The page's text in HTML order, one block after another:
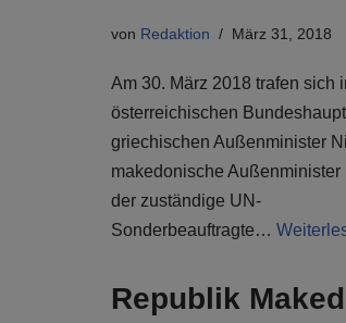
von Redaktion März 31, 2018
Am 30. März 2018 trafen sich
österreichischen
griechischen Außenminister
makedonische
der zuständige UN-
Sonderbeauftragte…
Republik